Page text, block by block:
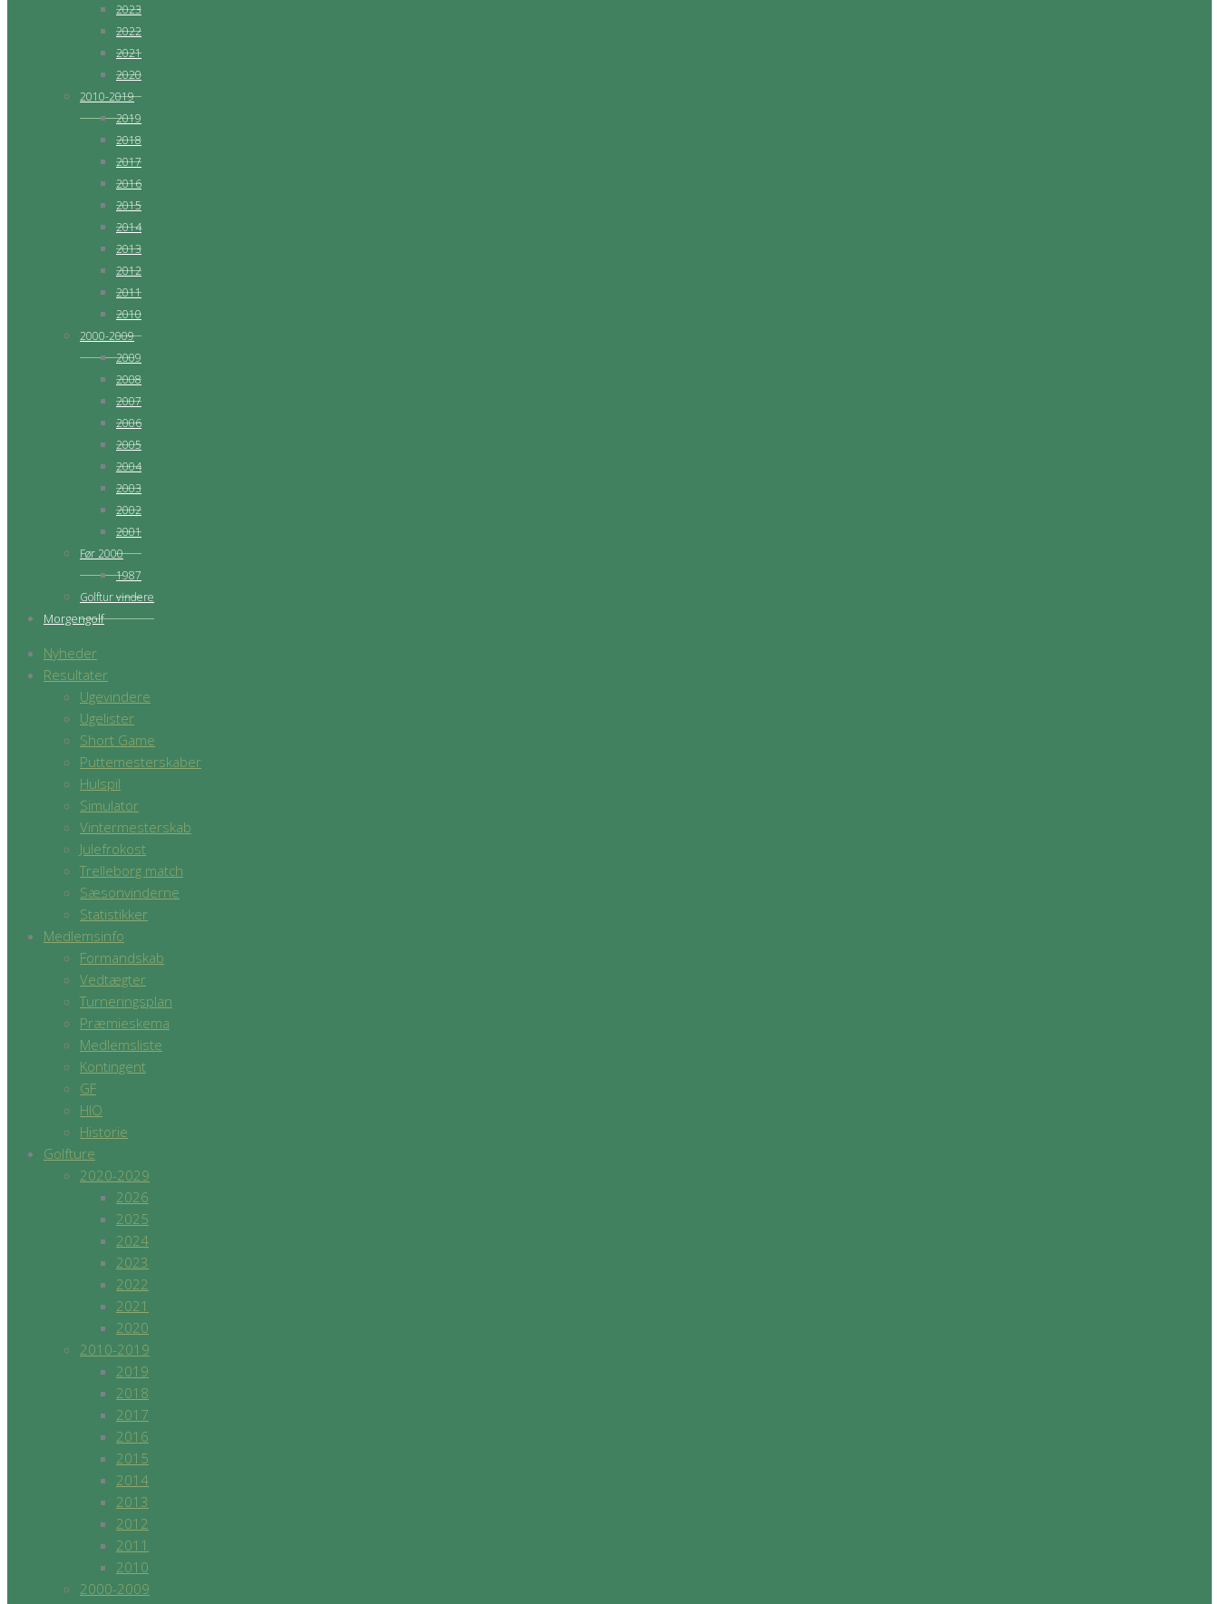
2023
2022
2021
2020
2010-2019
2019
2018
2017
2016
2015
2014
2013
2012
2011
2010
2000-2009
2009
2008
2007
2006
2005
2004
2003
2002
2001
Før 2000
1987
Golftur vindere
Morgengolf
Nyheder
Resultater
Ugevindere
Ugelister
Short Game
Puttemesterskaber
Hulspil
Simulator
Vintermesterskab
Julefrokost
Trelleborg match
Sæsonvinderne
Statistikker
Medlemsinfo
Formandskab
Vedtægter
Turneringsplan
Præmieskema
Medlemsliste
Kontingent
GF
HIO
Historie
Golfture
2020-2029
2026
2025
2024
2023
2022
2021
2020
2010-2019
2019
2018
2017
2016
2015
2014
2013
2012
2011
2010
2000-2009